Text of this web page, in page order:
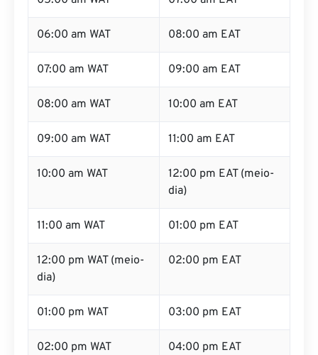
06:00 am WAT 08:00 am EAT
07:00 am WAT 09:00 am EAT
08:00 am WAT 10:00 am EAT
09:00 am WAT 11:00 am EAT
10:00 am WAT
12:00 pm EAT (meio-
dia)
11:00 am WAT 01:00 pm EAT
12:00 pm WAT (meio-
dia)
02:00 pm EAT
01:00 pm WAT 03:00 pm EAT
02:00 pm WAT 04:00 pm EAT